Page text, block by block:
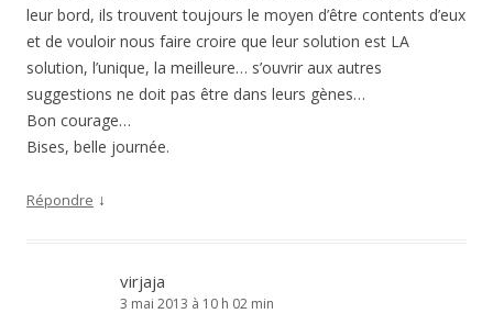
leur bord, ils trouvent toujours le moyen d’être contents d’eux
et de vouloir nous faire croire que leur solution est LA
solution, l’unique, la meilleure… s’ouvrir aux autres
suggestions ne doit pas être dans leurs gènes…
Bon courage…
Bises, belle journée.
Répondre ↓
virjaja
3 mai 2013 à 10 h 02 min